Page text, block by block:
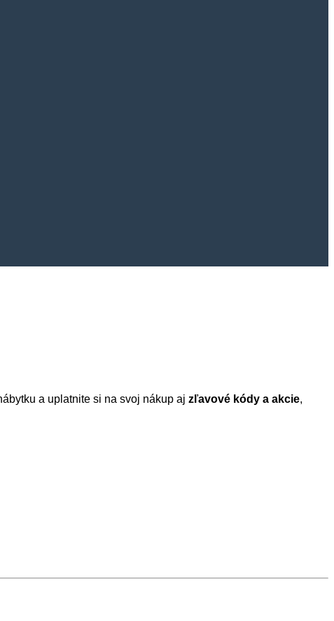
a uplatnite si na svoj nákup aj zľavové kódy a akcie,